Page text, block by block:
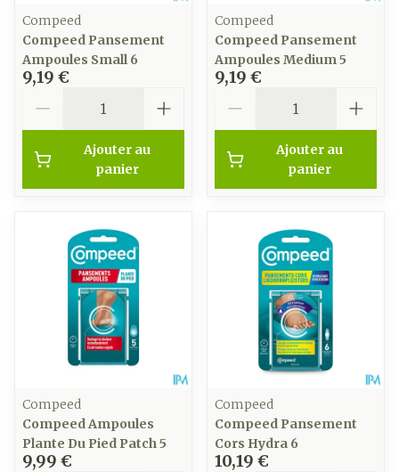
Compeed
Compeed Pansement
Ampoules Small 6
9,19 €
Ajouter au
panier
Compeed
Compeed Pansement
Ampoules Medium 5
9,19 €
Ajouter au
panier
Compeed
Compeed Ampoules
Plante Du Pied Patch 5
9,99 €
Compeed
Compeed Pansement
Cors Hydra 6
10,19 €